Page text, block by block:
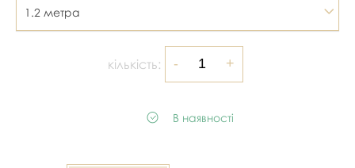
1.2 метра
кількість:
В наявності